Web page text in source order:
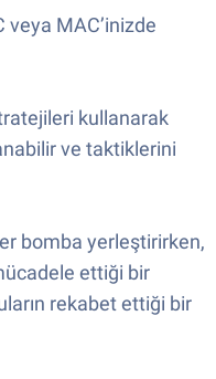
MAC’inizde
kullanarak
ve taktiklerini
bomba yerleştirirken,
ettiği bir
rekabet ettiği bir